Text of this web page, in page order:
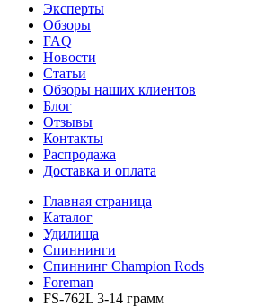
Эксперты
Обзоры
FAQ
Новости
Статьи
Обзоры наших клиентов
Блог
Отзывы
Контакты
Распродажа
Доставка и оплата
Главная страница
Каталог
Удилища
Спиннинги
Спиннинг Champion Rods
Foreman
FS-762L 3-14 грамм